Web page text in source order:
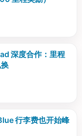
深度合作：里程
行李费也开始峰